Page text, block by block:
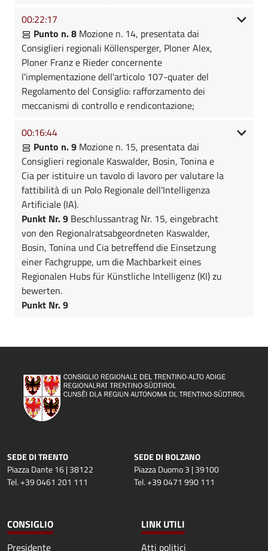
00:22:17
Punto n. 8 Mozione n. 14, presentata dai
Consiglieri regionali Köllensperger, Ploner Alex,
Ploner Franz e Rieder concernente
l'implementazione dell'articolo 107-quater del
Regolamento del Consiglio: rafforzamento dei
meccanismi di controllo e rendicontazione;
00:16:44
Punto n. 9 Mozione n. 15, presentata dai
Consiglieri regionale Kaswalder, Bosin, Tonina e
Cia per istituire un tavolo di lavoro per valutare la
fattibilità di un Polo Regionale dell'Intelligenza
Artificiale (IA).
Punkt Nr. 9 Beschlussantrag Nr. 15, eingebracht
von den Regionalratsabgeordneten Kaswalder,
Bosin, Tonina und Cia betreffend die Einsetzung
einer Fachgruppe, um die Machbarkeit eines
Regionalen Hubs für Künstliche Intelligenz (KI) zu
bewerten.
Punkt Nr. 9
SEDE DI TRENTO
Piazza Dante 16 | 38122
Tel. +39 0461 201 111
SEDE DI BOLZANO
Piazza Duomo 3 | 39100
Tel. +39 0471 990 111
CONSIGLIO
Presidente
LINK UTILI
Atti politici